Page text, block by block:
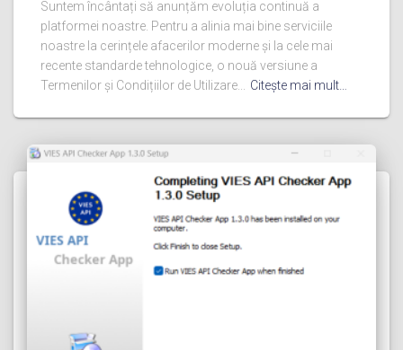
Suntem încântați să anunțăm evoluția continuă a
platformei noastre. Pentru a alinia mai bine serviciile
noastre la cerințele afacerilor moderne și la cele mai
recente standarde tehnologice, o nouă versiune a
Termenilor și Condițiilor de Utilizare...
Citeşte mai mult…